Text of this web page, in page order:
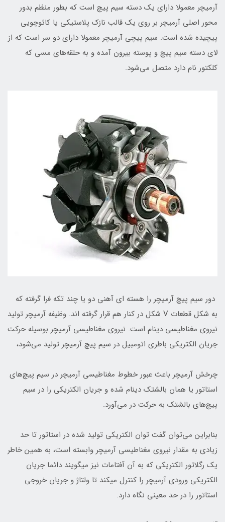
آرمیچر معمولا دارای یک دسته سیم پیچ است که بطور منظم بدور
محور اصلی آرمیچر بر روی یک قالب نازک پلاستیکی یا کائوچویی
پیچیده شده است. سیم پیچی آرمیچر معمولا دارای دو سر است که از
لای دسته سیم پیچ و پوسته بیرون آمده و به حلقه‌های مسی که
کلکتور نام دارد متصل می‌شود.
دور سیم پیچ آرمیچر را هسته ای آهنی دو یا چند تکه فرا گرفته که
به شکل قطعات V شکل در کنار هم قرار گرفته اند. وظیفه آرمیچر تولید
نیروی مغناطیسی دینام است. نیروی مغناطیسی آرمیچر بوسیله حرکت
جریان الکتریکی باطری اتومبیل در سیم پیچ آرمیچر تولید می‌شود،
چرخش آرمیچر باعث عبور خطوط مغناطیسی آرمیچر در سیم پیچ‌های
استاتور یا همان بالشتک دینام شده و جریان الکتریکی را در سیم
پیچ‌های بالشتک به حرکت در می‌آورد.
بنابراین می‌توان گفت توان الکتریکی تولید شده در استاتور تا حد
زیادی به مقدار نیروی مغناطیسی آرمیچر وابسته است، به همین خاطر
یک رگلاتور الکتریکی که به آن آفتامات نیز میگویند دائما جریان
الکتریکی ورودی آرمیچر را کنترل میکند تا ولتاژ و جریان خروجی
استاتور را در حد معینی نگاه دارد.